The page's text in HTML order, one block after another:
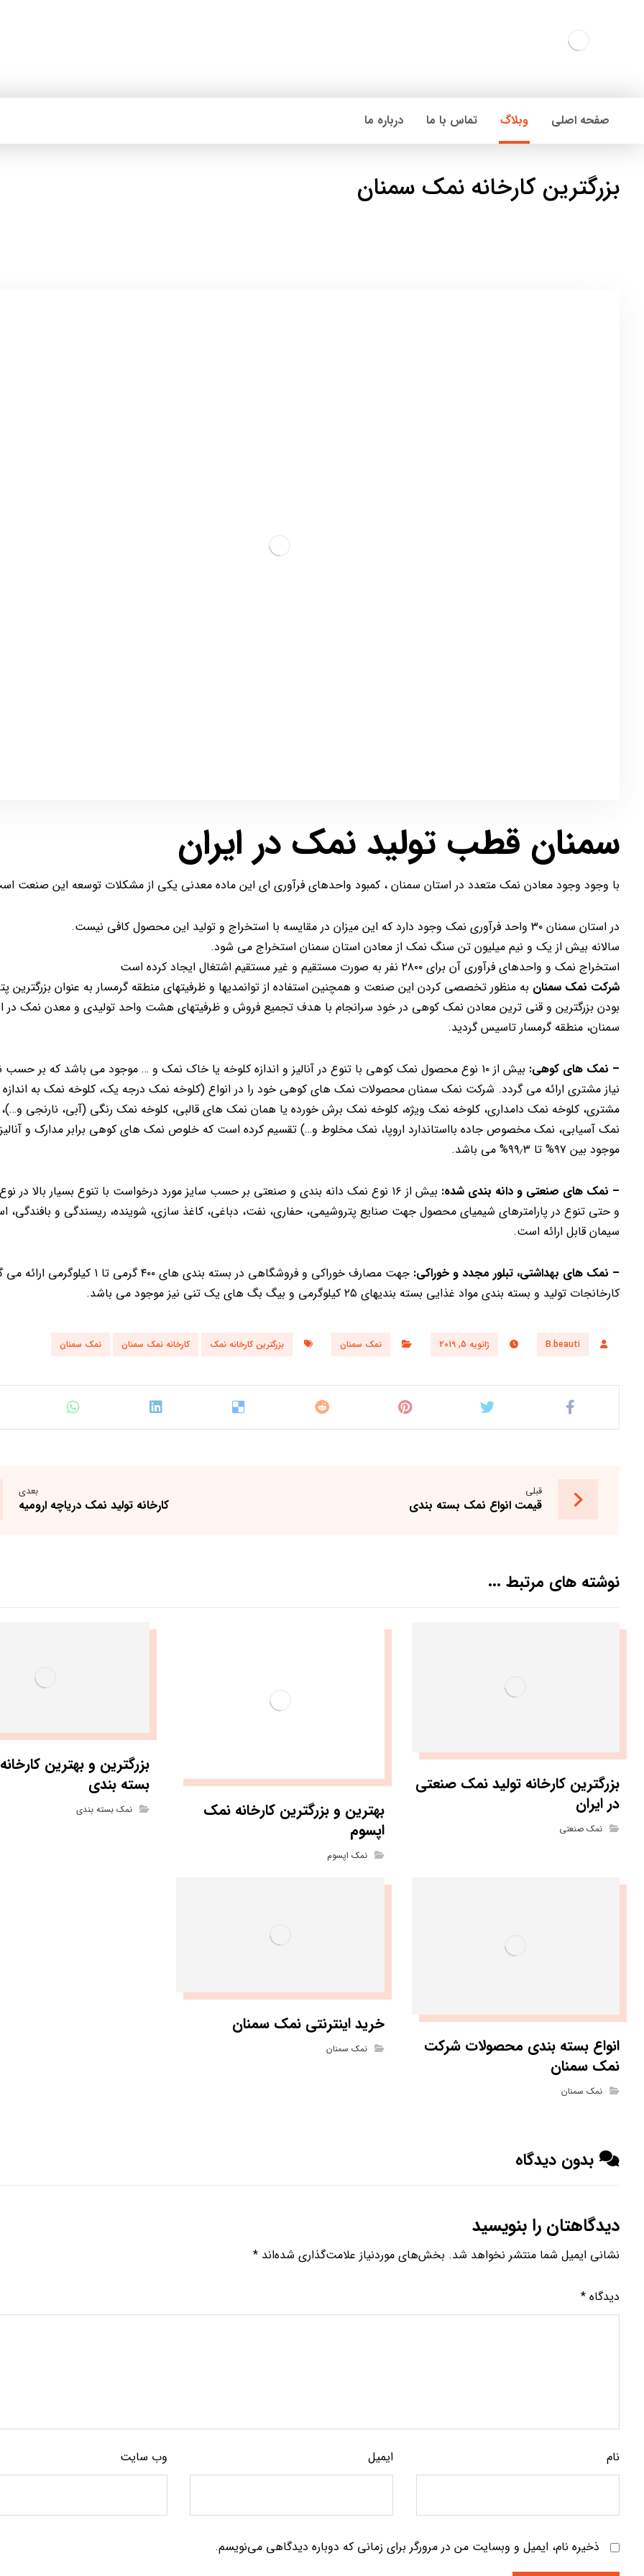
صفحه اصلی وبلاگ تماس با ما درباره ما
بزرگترین کارخانه نمک سمنان
سمنان قطب تولید نمک در ایران
با وجود وجود معادن نمک متعدد در استان سمنان ، کمبود واحدهای فرآوری ای این ماده معدنی یکی از مشکلات توسعه این صنعت
در استان سمنان ۳۰ واحد فرآوری نمک وجود دارد که این میزان در مقایسه با استخراج و تولید این محصول کافی نیست.
سالانه بیش از یک و نیم میلیون تن سنگ نمک از معادن استان سمنان استخراج می شود.
استخراج نمک و واحدهای فرآوری آن برای ۲۸۰۰ نفر به صورت مستقیم و غیر مستقیم اشتغال ایجاد کرده است
شرکت نمک سمنان به منظور تخصصی کردن این صنعت و همچنین استفاده از توانمدیها و ظرفیتهای منطقه گرمسار به عنوان بزرگترین
بودن بزرگترین و قنی ترین معادن نمک کوهی در خود سرانجام با هدف تجمیع فروش و ظرفیتهای هشت واحد تولیدی و معدن نمک در
سمنان، منطقه گرمسار تاسیس گردید.
– نمک های کوهی:
بیش از ۱۰ نوع محصول نمک کوهی با تنوع در آنالیز و اندازه کلوخه یا خاک نمک و … موجود می باشد که بر
نیاز مشتری ارائه می گردد. شرکت نمک سمنان محصولات نمک های کوهی خود را در انواع (کلوخه نمک درجه یک، کلوخه نمک به اندازه
مشتری، کلوخه نمک دامداری، کلوخه نمک ویژه، کلوخه نمک برش خورده یا همان نمک های قالبی، کلوخه نمک رنگی (آبی، نارنجی
نمک آسیابی، نمک مخصوص جاده بااستاندارد اروپا، نمک مخلوط و…) تقسیم کرده است که خلوص نمک های کوهی برابر مدارک و
موجود بین ۹۷% تا ۹۹٫۳% می باشد.
– نمک های صنعتی و دانه بندی شده:
بیش از ۱۶ نوع نمک دانه بندی و صنعتی بر حسب سایز مورد درخواست با تنوع بسیار بالا در
و حتی تنوع در پارامترهای شیمیای محصول جهت صنایع پتروشیمی، حفاری، نفت، دباغی، کاغذ سازی، شوینده، ریسندگی و بافندگی،
سیمان قابل ارائه است.
– نمک های بهداشتی، تبلور مجدد و خوراکی:
جهت مصارف خوراکی و فروشگاهی در بسته بندی های ۴۰۰
کارخانجات تولید و بسته بندی مواد غذایی بسته بندیهای ۲۵ کیلوگرمی و بیگ بگ های یک تنی نیز موجود می باشد.
B.beauti ژانویه 5, 2019 نمک سمنان بزرگترین کارخانه نمک کارخانه نمک سمنان نمک سمنان
قبلی
قیمت انواع نمک بسته بندی
بعدی
کارخانه تولید نمک دریاچه ارومیه
نوشته های مرتبط ...
بزرگترین کارخانه تولید نمک صنعتی
در ایران
نمک صنعتی
بهترین و بزرگترین کارخانه نمک
اپسوم
نمک اپسوم
بزرگترین و بهترین
بسته بندی
نمک بسته بندی
انواع بسته بندی محصولات شرکت
نمک سمنان
نمک سمنان
خرید اینترنتی نمک سمنان
نمک سمنان
بدون دیدگاه
دیدگاهتان را بنویسید
نشانی ایمیل شما منتشر نخواهد شد. بخش‌های موردنیاز علامت‌گذاری شده‌اند *
دیدگاه *
نام ایمیل وب‌ سایت
ذخیره نام، ایمیل و وبسایت من در مرورگر برای زمانی که دوباره دیدگاهی می‌نویسم.